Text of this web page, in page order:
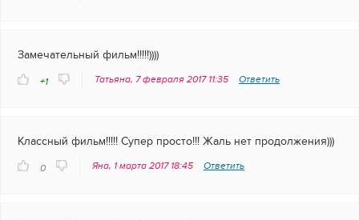
Замечательный фильм!!!!!))))
+1 Татьяна, 7 февраля 2017 11:35 Ответить
Классный фильм!!!!! Супер просто!!! Жаль нет продолжения)))
0 Яна, 1 марта 2017 18:45 Ответить